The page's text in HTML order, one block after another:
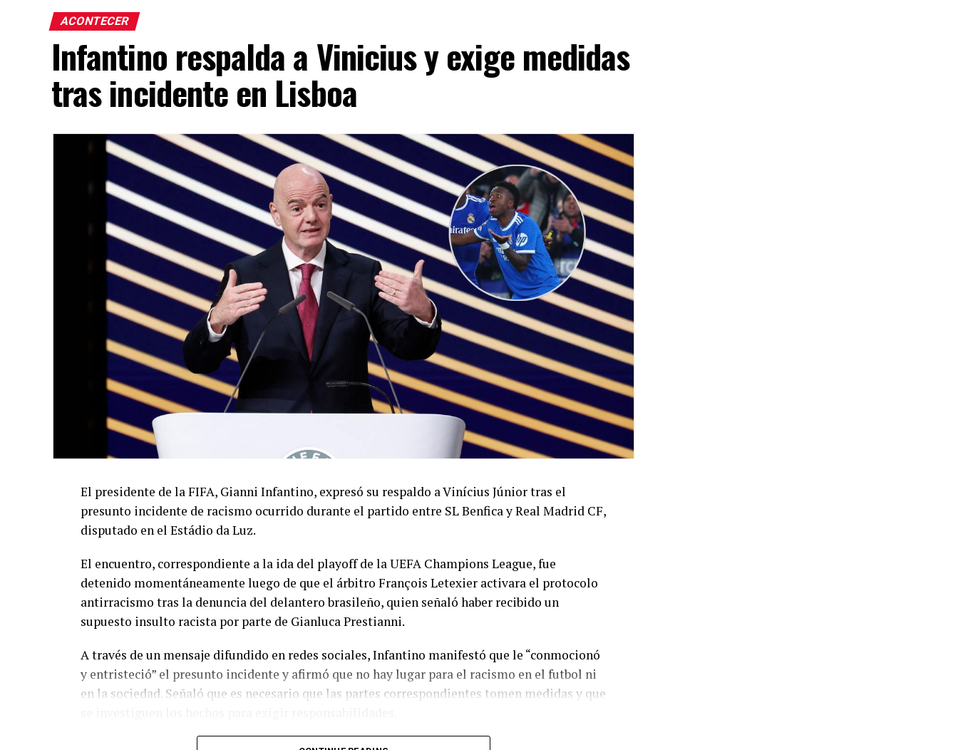
ACONTECER
Infantino respalda a Vinicius y exige medidas
tras incidente en Lisboa
El presidente de la FIFA, Gianni Infantino, expresó su respaldo a Vinícius Júnior tras el
presunto incidente de racismo ocurrido durante el partido entre SL Benfica y Real Madrid CF,
disputado en el Estádio da Luz.
El encuentro, correspondiente a la ida del playoff de la UEFA Champions League, fue
detenido momentáneamente luego de que el árbitro François Letexier activara el protocolo
antirracismo tras la denuncia del delantero brasileño, quien señaló haber recibido un
supuesto insulto racista por parte de Gianluca Prestianni.
A través de un mensaje difundido en redes sociales, Infantino manifestó que le “conmocionó
y entristeció” el presunto incidente y afirmó que no hay lugar para el racismo en el futbol ni
en la sociedad. Señaló que es necesario que las partes correspondientes tomen medidas y que
El dirigente también reconoció la actuación del árbitro Letexier por activar el protocolo